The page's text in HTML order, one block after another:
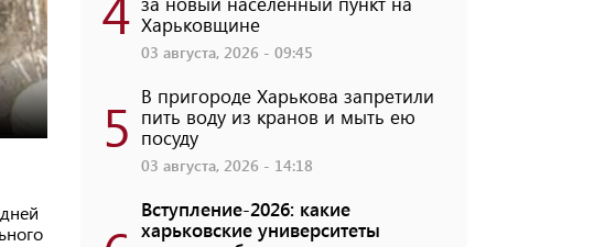
Харьковщине
03 августа, 2026 - 09:45
5 В пригороде Харькова запретили
пить воду из кранов и мыть ею
посуду
03 августа, 2026 - 14:18
Вступление-2026: какие
харьковские университеты